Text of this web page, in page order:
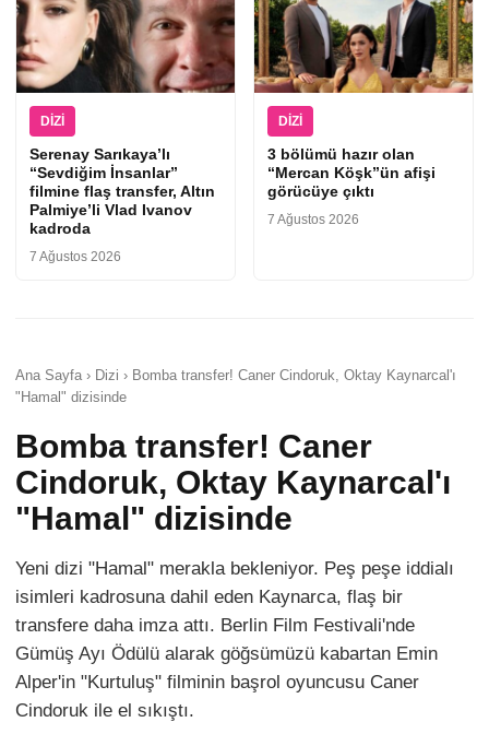
DIZI
Serenay Sarıkaya’lı
“Sevdiğim İnsanlar”
filmine flaş transfer, Altın
Palmiye’li Vlad Ivanov
kadroda
7 Ağustos 2026
DIZI
3 bölümü hazır olan
“Mercan Köşk”ün afişi
görücüye çıktı
7 Ağustos 2026
Ana Sayfa › Dizi › Bomba transfer! Caner Cindoruk, Oktay Kaynarcal'ı
"Hamal" dizisinde
Bomba transfer! Caner
Cindoruk, Oktay Kaynarcal'ı
"Hamal" dizisinde
Yeni dizi "Hamal" merakla bekleniyor. Peş peşe iddialı
isimleri kadrosuna dahil eden Kaynarca, flaş bir
transfere daha imza attı. Berlin Film Festivali'nde
Gümüş Ayı Ödülü alarak göğsümüzü kabartan Emin
Alper'in "Kurtuluş" filminin başrol oyuncusu Caner
Cindoruk ile el sıkıştı.